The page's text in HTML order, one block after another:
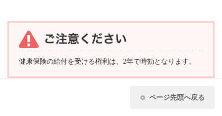
健康保険の給付を受ける権利は、2年で時効となります。
ページ先頭へ戻る